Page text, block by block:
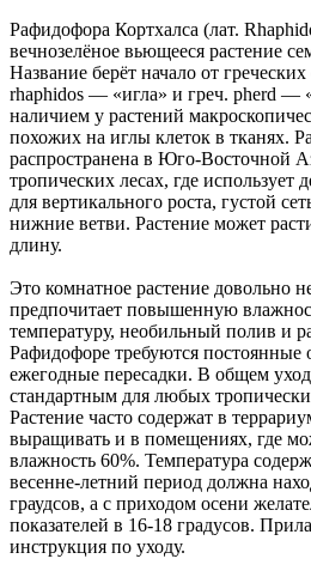
Рафидофора Кортхалса (лат.
вечнозелёное вьющееся растение
Название берёт начало от
rhaphidos — «игла» и греч. pherd —
наличием у растений
похожих на иглы клеток в тканях.
распространена в Юго-Восточной
тропических лесах, где использует
для вертикального роста, густой
нижние ветви. Растение может
длину.
Это комнатное растение довольно
предпочитает повышенную
температуру, необильный полив и
Рафидофоре требуются постоянные
ежегодные пересадки. В общем
стандартным для любых
Растение часто содержат в
выращивать и в помещениях, где
влажность 60%. Температура
весенне-летний период должна
граудсов, а с приходом осени
показателей в 16-18 градусов.
инструкция по уходу.